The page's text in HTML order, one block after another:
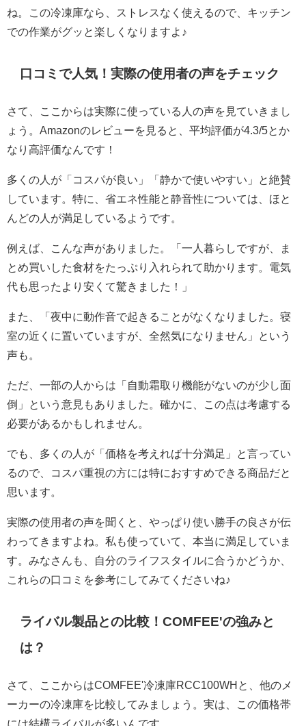
ね。この冷凍庫なら、ストレスなく使えるので、キッチン
での作業がグッと楽しくなりますよ♪
口コミで人気！実際の使用者の声をチェック
さて、ここからは実際に使っている人の声を見ていきまし
ょう。Amazonのレビューを見ると、平均評価が4.3/5とか
なり高評価なんです！
多くの人が「コスパが良い」「静かで使いやすい」と絶賛
しています。特に、省エネ性能と静音性については、ほと
んどの人が満足しているようです。
例えば、こんな声がありました。「一人暮らしですが、ま
とめ買いした食材をたっぷり入れられて助かります。電気
代も思ったより安くて驚きました！」
また、「夜中に動作音で起きることがなくなりました。寝
室の近くに置いていますが、全然気になりません」という
声も。
ただ、一部の人からは「自動霜取り機能がないのが少し面
倒」という意見もありました。確かに、この点は考慮する
必要があるかもしれません。
でも、多くの人が「価格を考えれば十分満足」と言ってい
るので、コスパ重視の方には特におすすめできる商品だと
思います。
実際の使用者の声を聞くと、やっぱり使い勝手の良さが伝
わってきますよね。私も使っていて、本当に満足していま
す。みなさんも、自分のライフスタイルに合うかどうか、
これらの口コミを参考にしてみてくださいね♪
ライバル製品との比較！COMFEE'の強みと
は？
さて、ここからはCOMFEE'冷凍庫RCC100WHと、他のメ
ーカーの冷凍庫を比較してみましょう。実は、この価格帯
には結構ライバルが多いんです。